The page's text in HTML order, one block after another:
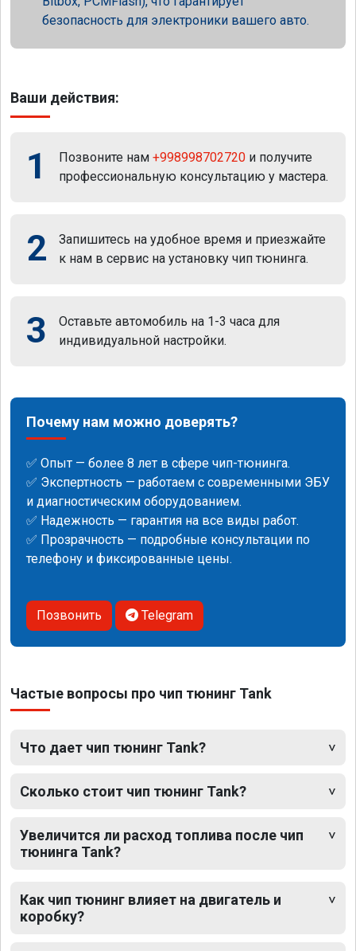
безопасность для электроники вашего авто.
Ваши действия:
1 Позвоните нам +998998702720 и получите
профессиональную консультацию у мастера.
2
Запишитесь на удобное время и приезжайте
к нам в сервис на установку чип тюнинга.
3
Оставьте автомобиль на 1-3 часа для
индивидуальной настройки.
Почему нам можно доверять?
✅ Опыт — более 8 лет в сфере чип-тюнинга.
✅ Экспертность — работаем с современными ЭБУ
и диагностическим оборудованием.
✅ Надежность — гарантия на все виды работ.
✅ Прозрачность — подробные консультации по
телефону и фиксированные цены.
Позвонить Telegram
Частые вопросы про чип тюнинг Tank
Что дает чип тюнинг Tank?
Сколько стоит чип тюнинг Tank?
Увеличится ли расход топлива после чип
тюнинга Tank?
Как чип тюнинг влияет на двигатель и
коробку?